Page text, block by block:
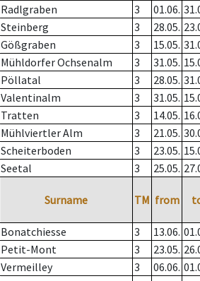
Radlgraben 3 01.06.
Steinberg 3 28.05.
Gößgraben 3 15.05.
Mühldorfer Ochsenalm 3 31.05.
Pöllatal 3 28.05.
Valentinalm 3 31.05.
Tratten 3 14.05.
Mühlviertler Alm 3 21.05.
Scheiterboden 3 23.05.
Seetal 3 25.05.
Surname TM from
Bonatchiesse 3 13.06.
Petit-Mont 3 23.05.
Vermeilley 3 06.06.